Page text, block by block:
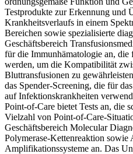
Testprodukte zur Erkennung und
Krankheitsverlaufs in einem
Bereichen sowie spezialisierte
Geschäftsbereich
für die Immunhämatologie an,
werden, um die Kompatibilität
Bluttransfusionen zu
das Spender-Screening, die für
auf Infektionskrankheiten
Point-of-Care bietet Tests an, die
Vielzahl von Point-of-Care-
Geschäftsbereich Molecular
Polymerase-Kettenreaktion sowie
Amplifikationssysteme an. Das